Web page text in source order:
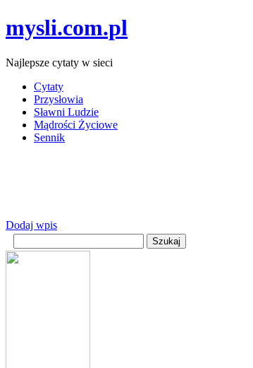
mysli.com.pl
Najlepsze cytaty w sieci
Cytaty
Przysłowia
Sławni Ludzie
Mądrości Życiowe
Sennik
Dodaj wpis